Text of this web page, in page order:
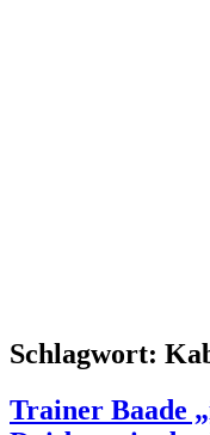
Schlagwort:
Trainer Baade